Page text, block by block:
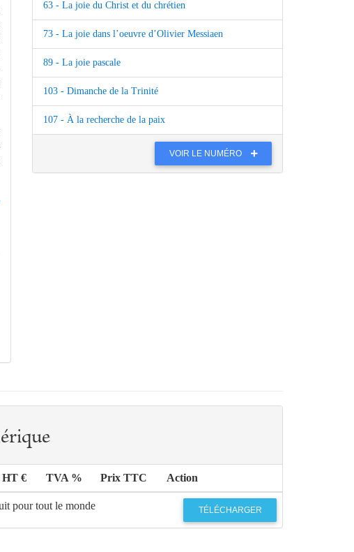
63 - La joie du Christ et du chrétien
73 - La joie dans l’oeuvre d’Olivier Messiaen
89 - La joie pascale
103 - Dimanche de la Trinité
107 - À la recherche de la paix
VOIR LE NUMÉRO
€ TVA % Prix TTC Action
pour tout le monde TÉLÉCHARGER